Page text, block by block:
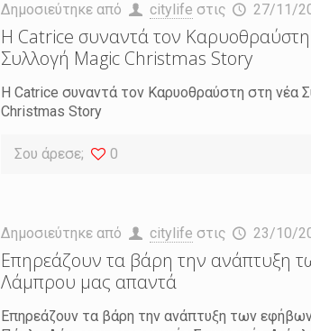
Δημοσιεύτηκε από citylife στις 27/11/
Η Catrice συναντά τον Καρυοθραύστη
Συλλογή Magic Christmas Story
Η Catrice συναντά τον Καρυοθραύστη στη νέα
Christmas Story
Σου άρεσε; 0
Δημοσιεύτηκε από citylife στις 23/10/
Επηρεάζουν τα βάρη την ανάπτυξη
Λάμπρου μας απαντά
Επηρεάζουν τα βάρη την ανάπτυξη των